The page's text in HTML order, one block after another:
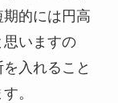
的には円高
いますの
入れること
。